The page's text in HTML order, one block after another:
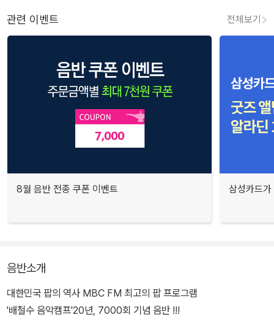
관련 이벤트 전체보기
8월 음반 전종 쿠폰 이벤트 삼성카드
음반소개
대한민국 팝의 역사 MBC FM 최고의 팝 프로그램
'배철수 음악캠프'20년, 7000회 기념 음반 !!!